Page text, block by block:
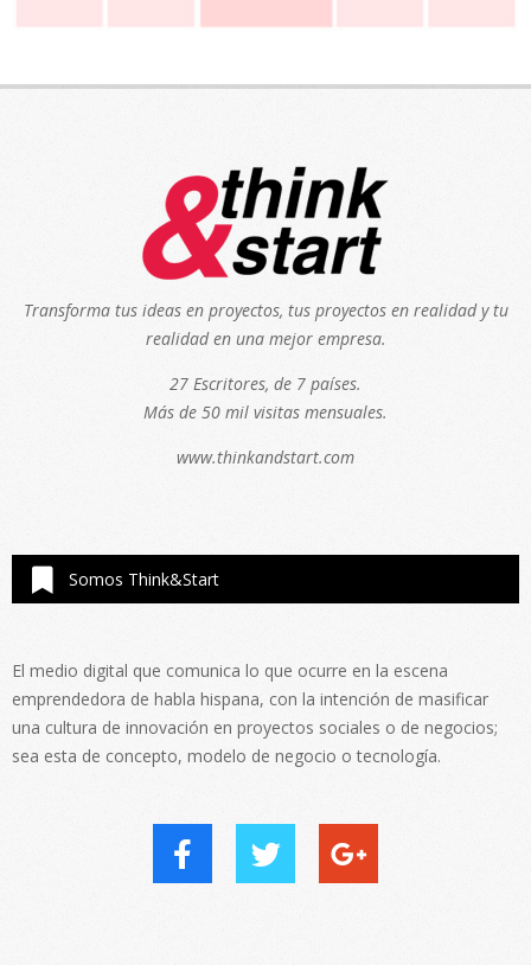
Transforma tus ideas en proyectos, tus proyectos en realidad y tu
realidad en una mejor empresa.
27 Escritores, de 7 países.
Más de 50 mil visitas mensuales.
www.thinkandstart.com
Somos Think&Start
El medio digital que comunica lo que ocurre en la escena
emprendedora de habla hispana, con la intención de masificar
una cultura de innovación en proyectos sociales o de negocios;
sea esta de concepto, modelo de negocio o tecnología.